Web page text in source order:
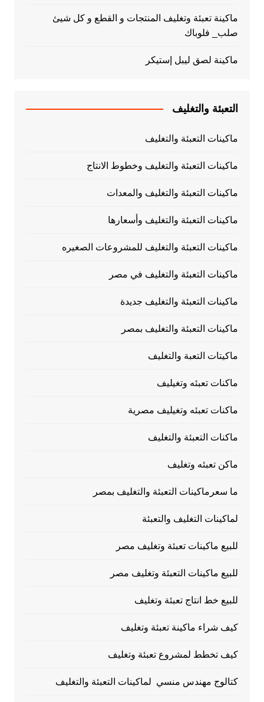
ماكينة تعبئة وتغليف المنتجات و القطع و كل شيئ
صلب_ فلوباك
ماكينة لصق ليبل إستيكر
التعبئة والتغليف
ماكينات التعبئة والتغليف
ماكينات التعبئة والتغليف وخطوط الانتاج
ماكينات التعبئة والتغليف والمعدات
ماكينات التعبئة والتغليف وأسعارها
ماكينات التعبئة والتغليف للمشروعات الصغيره
ماكينات التعبئة والتغليف في مصر
ماكينات التعبئة والتغليف جديدة
ماكينات التعبئة والتغليف بمصر
ماكيتات التعبة والتغليف
ماكنات تعبئه وتغيليف
ماكنات تعبئه وتغيليف مصرية
ماكنات التعبئة والتغليف
ماكن تعبئه وتغليف
ما سعرماكينات التعبئة والتغليف بمصر
لماكينات التغليف والتعبئة
للبيع ماكينات تعبئة وتغليف مصر
للبيع ماكينات التعبئة وتغليف مصر
للبيع خط انتاج تعبئة وتغليف
كيف شراء ماكينة تعبئة وتغليف
كيف تخطط لمشروع تعبئة وتغليف
كتالوج مهندس منسي لماكينات التعبئة والتغليف